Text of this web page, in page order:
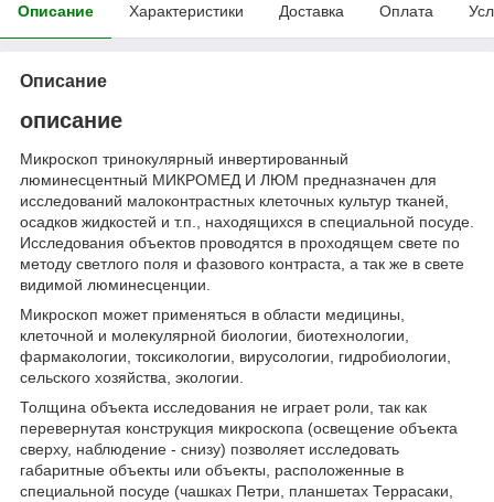
Описание Характеристики Доставка Оплата
Описание
описание
Микроскоп тринокулярный инвертированный
люминесцентный МИКРОМЕД И ЛЮМ предназначен для
исследований малоконтрастных клеточных культур тканей,
осадков жидкостей и т.п., находящихся в специальной посуде.
Исследования объектов проводятся в проходящем свете по
методу светлого поля и фазового контраста, а так же в свете
видимой люминесценции.
Микроскоп может применяться в области медицины,
клеточной и молекулярной биологии, биотехнологии,
фармакологии, токсикологии, вирусологии, гидробиологии,
сельского хозяйства, экологии.
Толщина объекта исследования не играет роли, так как
перевернутая конструкция микроскопа (освещение объекта
сверху, наблюдение - снизу) позволяет исследовать
габаритные объекты или объекты, расположенные в
специальной посуде (чашках Петри, планшетах Террасаки,